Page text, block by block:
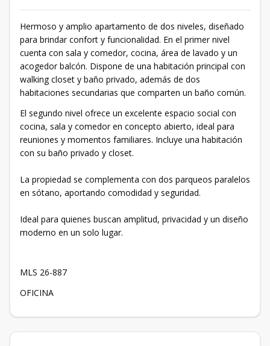
Hermoso y amplio apartamento de dos niveles, diseñado
para brindar confort y funcionalidad. En el primer nivel
cuenta con sala y comedor, cocina, área de lavado y un
acogedor balcón. Dispone de una habitación principal con
walking closet y baño privado, además de dos
habitaciones secundarias que comparten un baño común.
El segundo nivel ofrece un excelente espacio social con
cocina, sala y comedor en concepto abierto, ideal para
reuniones y momentos familiares. Incluye una habitación
con su baño privado y closet.
La propiedad se complementa con dos parqueos paralelos
en sótano, aportando comodidad y seguridad.
Ideal para quienes buscan amplitud, privacidad y un diseño
moderno en un solo lugar.
MLS 26-887
OFICINA